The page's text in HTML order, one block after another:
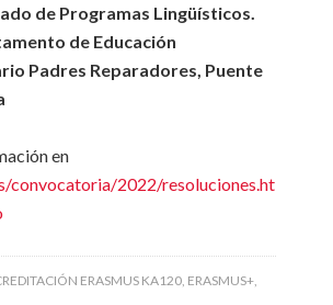
de Programas Lingüísticos.
de Educación
Padres Reparadores, Puente
en
convocatoria/2022/resoluciones.ht
ERASMUS KA120 ERASMUS+